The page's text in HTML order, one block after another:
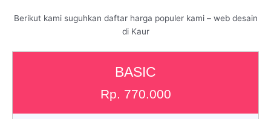
Berikut kami suguhkan daftar harga populer kami – web desain
di Kaur
BASIC
Rp. 770.000